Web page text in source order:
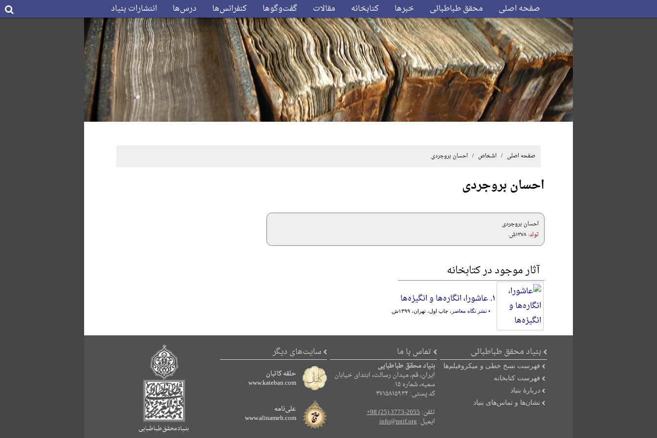
صفحه اصلی محقق طباطبائی خبرها کتابخانه مقالات گفت‌وگوها کنفرانس‌ها درس‌ها انتشارات بنیاد
صفحه اصلی / اشخاص / احسان بروجردی
احسان بروجردی
احسان بروجردی
تولد:۱۳۷۸ش.
آثار موجود در کتابخانه
۱. عاشورا، انگاره‌ها و انگیزه‌ها
• نشر نگاه معاصر ، چاپ اول، تهران، ۱۳۹۹ش.
بنیاد محقق طباطبائی
فهرست نسخ خطی و میکروفیلم‌ها
فهرست کتابخانه
دربارۀ بنیاد
نشان‌ها و تماس‌های بنیاد
تماس با ما
بنیاد محقق طباطبایی
ایران، قم، میدان رسالت، ابتدای خیابان
سمیه، شماره ۱۵.
کد پستی: ۳۷۱۵۸۱۵۹۳۴
تلفن:+98 (25) 3773-2055
ایمیل:info@mtif.org
سایت‌های دیگر
حلقه کاتبان
www.kateban.com
علی‌نامه
www.alinameh.com